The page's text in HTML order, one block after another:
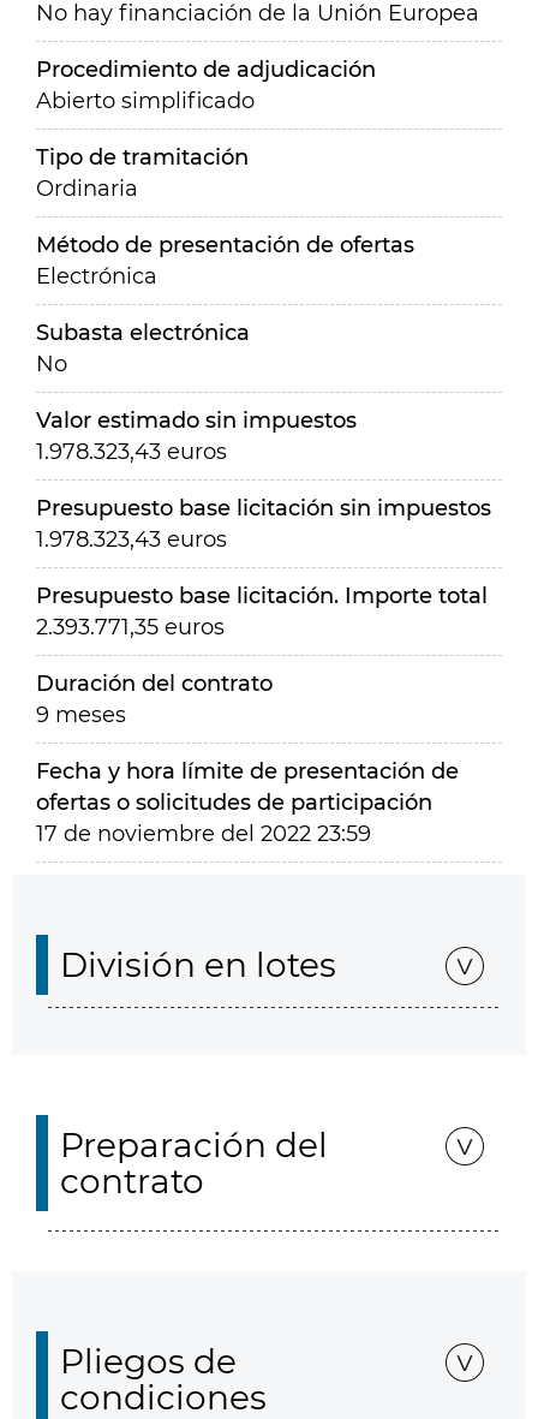
No hay financiación de la Unión Europea
Procedimiento de adjudicación
Abierto simplificado
Tipo de tramitación
Ordinaria
Método de presentación de ofertas
Electrónica
Subasta electrónica
No
Valor estimado sin impuestos
1.978.323,43 euros
Presupuesto base licitación sin impuestos
1.978.323,43 euros
Presupuesto base licitación. Importe total
2.393.771,35 euros
Duración del contrato
9 meses
Fecha y hora límite de presentación de
ofertas o solicitudes de participación
17 de noviembre del 2022 23:59
División en lotes
Preparación del
contrato
Pliegos de
condiciones